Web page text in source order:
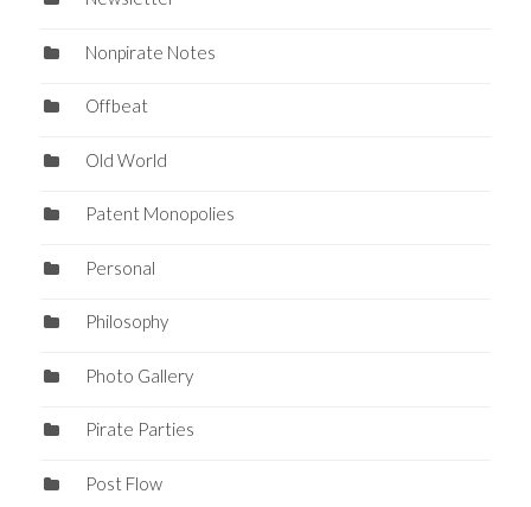
Nonpirate Notes
Offbeat
Old World
Patent Monopolies
Personal
Philosophy
Photo Gallery
Pirate Parties
Post Flow